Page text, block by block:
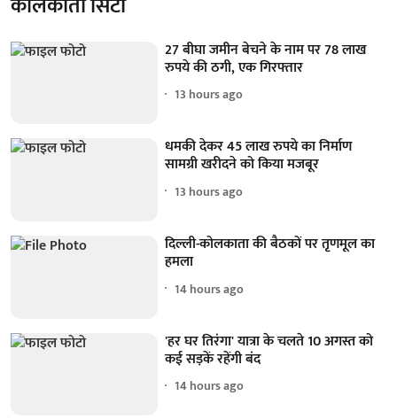
27 बीघा जमीन बेचने के नाम पर 78 लाख
रुपये की ठगी, एक गिरफ्तार
13 hours ago
धमकी देकर 45 लाख रुपये का निर्माण
सामग्री खरीदने को किया मजबूर
13 hours ago
दिल्ली-कोलकाता की बैठकों पर तृणमूल का
हमला
14 hours ago
'हर घर तिरंगा' यात्रा के चलते 10 अगस्त को
कई सड़कें रहेंगी बंद
14 hours ago